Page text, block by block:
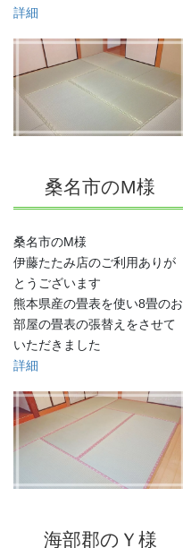
詳細
桑名市のM様
桑名市のM様
伊藤たたみ店のご利用ありが
とうございます
熊本県産の畳表を使い8畳のお
部屋の畳表の張替えをさせて
いただきました
詳細
海部郡のＹ様